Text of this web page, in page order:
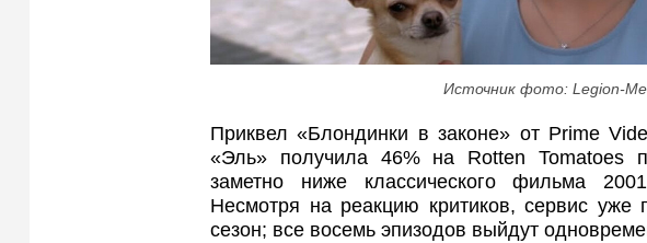
Источник фото: Legion-
Приквел «Блондинки в законе» от Prime
«Эль» получила 46% на Rotten Tomatoes
заметно ниже классического фильма
Несмотря на реакцию критиков, сервис уже
сезон; все восемь эпизодов выйдут